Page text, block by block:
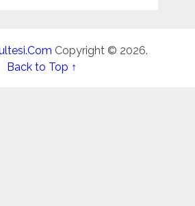
Copyright © 2026.
Back to Top ↑